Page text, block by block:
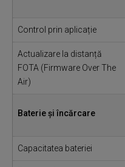
Control prin aplicație
Actualizare la distanță
FOTA (Firmware Over The
Air)
Baterie și încărcare
Capacitatea bateriei